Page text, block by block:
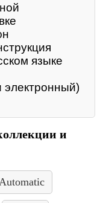
языке
электронный)
и